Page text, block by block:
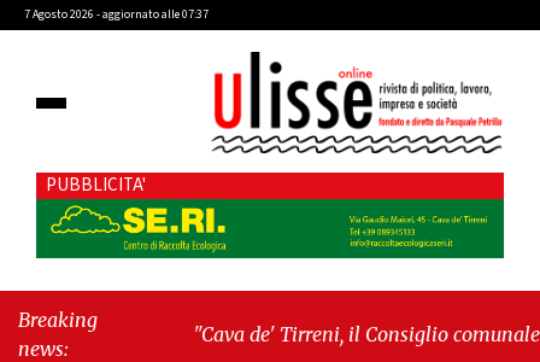
7 Agosto 2026 - aggiornato alle 07:37
PUBBLICITA'
Breaking
news:
"Cava de' Tirreni, il Consiglio comunale